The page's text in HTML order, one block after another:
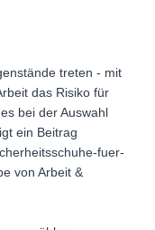
treten - mit
das Risiko für
bei der Auswahl
ein Beitrag
fuer-
von Arbeit &